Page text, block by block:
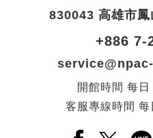
830043 高雄市
+886 7-
開館時間 每日
客服專線時間 每